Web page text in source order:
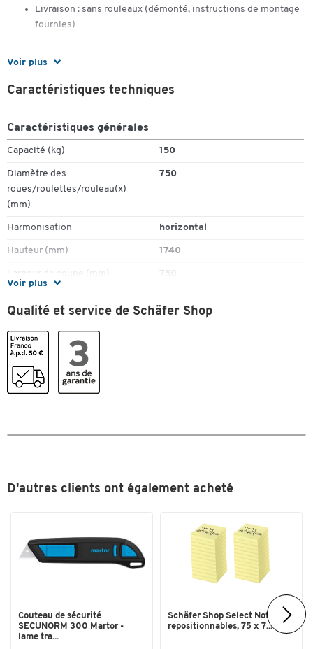
Voir plus
Livraison : sans rouleaux (démonté, instructions de montage
fournies)
Cassette de lames facilement interchangeable, lames rondes pour
le papier, le carton ondulé, etc. Couteau à lame pour les films, les
films souples et les films à bulles d'air (livré sans rouleaux
Voir plus
Caractéristiques techniques
Caractéristiques générales
Capacité (kg) 150
Diamètre des
roues/roulettes/rouleau(x)
(mm)
750
Harmonisation horizontal
Hauteur (mm) 1740
Largeur de coupe (mm) 750
Profondeur (mm)
Type
Couleurs
Largeur (mm) 1090
Qualité et service de Schäfer Shop
D'autres clients ont également acheté
Couteau de sécurité
SECUNORM 300 Martor -
lame tra...
Schäfer Shop Select Notes
repositionnables, 75 x 7...
Toucher deux fois pour zoomer